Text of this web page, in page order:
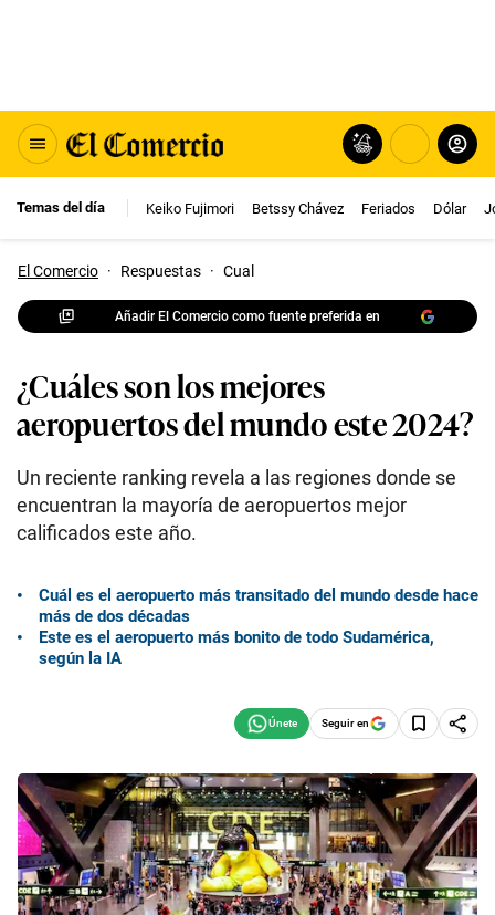
Temas del día Keiko Fujimori Betssy Chávez Feriados Dólar
El Comercio · Respuestas · Cual
Añadir El Comercio como fuente preferida en
¿Cuáles son los mejores
aeropuertos del mundo este 2024?
Un reciente ranking revela a las regiones donde se
encuentran la mayoría de aeropuertos mejor
calificados este año.
Cuál es el aeropuerto más transitado del mundo desde hace
más de dos décadas
Este es el aeropuerto más bonito de todo Sudamérica,
según la IA
Seguir en